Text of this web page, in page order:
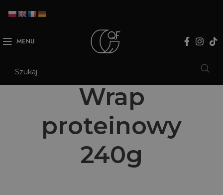
MENU
Wrap
proteinowy
240g